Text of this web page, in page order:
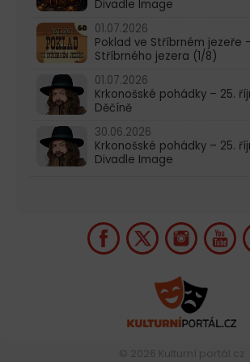
Divadle Image
01.07.2026
Poklad ve Stříbrném jezeře
Stříbrného jezera (1/8)
01.07.2026
Krkonošské pohádky – 25.
Děčíně
30.06.2026
Krkonošské pohádky – 25.
Divadle Image
© 2026 Kulturní portál.cz